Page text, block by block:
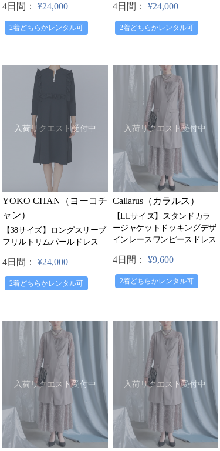
4日間： ¥24,000
2着どちらかレンタル可
4日間： ¥24,000
2着どちらかレンタル可
入荷リクエスト受付中
YOKO CHAN（ヨーコチ
ャン）
【38サイズ】ロングスリーブ
フリルトリムパールドレス
4日間： ¥24,000
2着どちらかレンタル可
入荷リクエスト受付中
Callarus（カラルス）
【LLサイズ】スタンドカラ
ージャケットドッキングデザ
インレースワンピースドレス
4日間： ¥9,600
2着どちらかレンタル可
入荷リクエスト受付中 入荷リクエスト受付中